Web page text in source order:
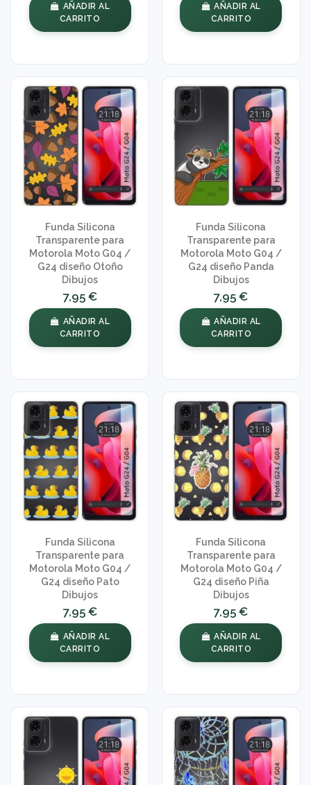
AÑADIR AL
CARRITO
AÑADIR AL
CARRITO
Funda Silicona
Transparente para
Motorola Moto G04 /
G24 diseño Otoño
Dibujos
7,95 €
AÑADIR AL
CARRITO
Funda Silicona
Transparente para
Motorola Moto G04 /
G24 diseño Panda
Dibujos
7,95 €
AÑADIR AL
CARRITO
Funda Silicona
Transparente para
Motorola Moto G04 /
G24 diseño Pato
Dibujos
7,95 €
AÑADIR AL
CARRITO
Funda Silicona
Transparente para
Motorola Moto G04 /
G24 diseño Piña
Dibujos
7,95 €
AÑADIR AL
CARRITO